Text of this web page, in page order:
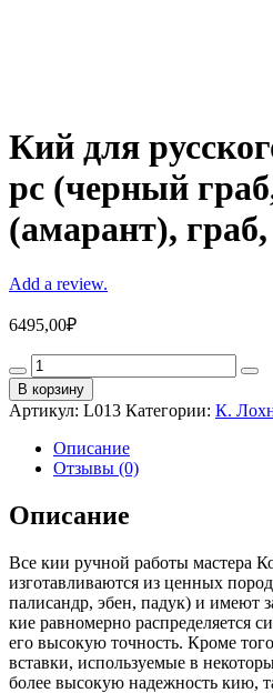
Кий для
pc (черный
(амарант), граб,
Add a review.
6495,00₽
Кий
для
русского
бильярда
2-
pc
(черный
иппе
граб,
зебрано)
quantity
В корзину
Артикул: L013 Категории: К.
Описание
Отзывы (0)
Описание
Все кии ручной работы мастера
изготавливаются из ценных
палисандр, эбен, падук) и имеют
кие равномерно распределяется
его высокую точность. Кроме
вставки, используемые в
более высокую надежность кию,